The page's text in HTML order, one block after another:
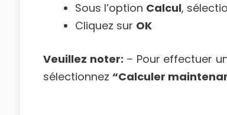
Sous l’option Calcul,
Cliquez sur OK
Veuillez noter: – Pour effectuer
sélectionnez “Calculer